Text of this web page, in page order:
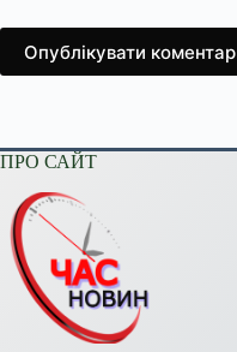
Опублікувати коментар
ПРО САЙТ